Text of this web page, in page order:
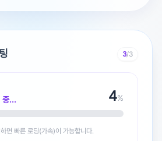
논술로 지르거나,,, 어짜피 누구나 기
3/3
중... 5%
면 빠른 로딩(가속)이 가능합니다.